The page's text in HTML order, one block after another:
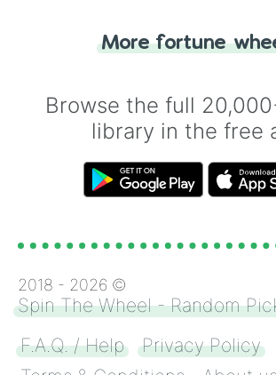
for you. Never google a coin
More fortune
Browse the full
library in the free
2018 - 2026 ©
Spin The Wheel - Random
F.A.Q. / Help
Privacy Policy